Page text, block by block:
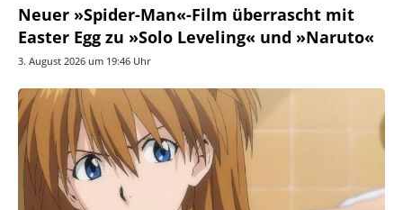
Neuer »Spider-Man«-Film überrascht mit
Easter Egg zu »Solo Leveling« und »Naruto«
3. August 2026 um 19:46 Uhr